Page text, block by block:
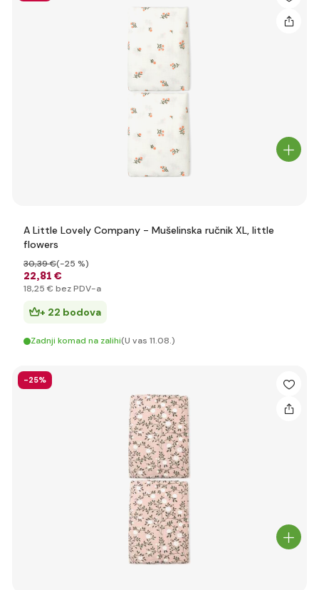
A Little Lovely Company - Mušelinska ručnik XL, little
flowers
22,81 €
30,39 €(-25 %)
18,25 € bez PDV-a
+ 22 bodova
Zadnji komad na zalihi(U vas 11.08.)
-25%